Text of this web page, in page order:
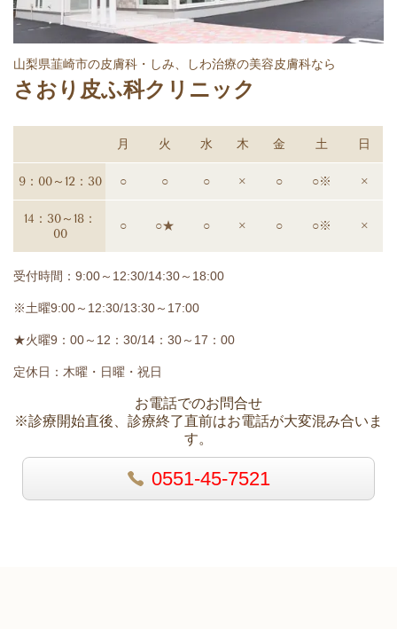
山梨県韮崎市の皮膚科・しみ、しわ治療の美容皮膚科なら
さおり皮ふ科クリニック
月 火 水 木 金 土 日
9：00～12：30 ○ ○ ○ × ○ ○※ ×
14：30～18：
00
○ ○★ ○ × ○ ○※ ×
受付時間：9:00～12:30/14:30～18:00
※土曜9:00～12:30/13:30～17:00
★火曜9：00～12：30/14：30～17：00
定休日：木曜・日曜・祝日
お電話でのお問合せ
※診療開始直後、診療終了直前はお電話が大変混み合いま
す。
0551-45-7521